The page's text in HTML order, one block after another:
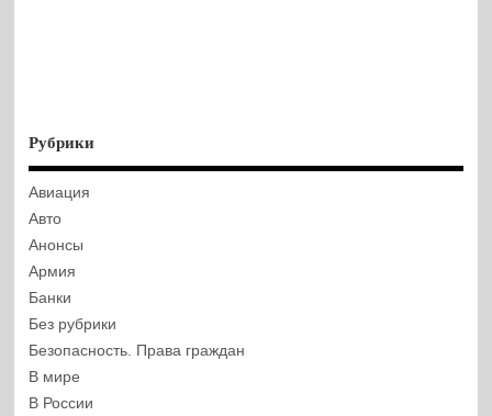
Рубрики
Авиация
Авто
Анонсы
Армия
Банки
Без рубрики
Безопасность. Права граждан
В мире
В России